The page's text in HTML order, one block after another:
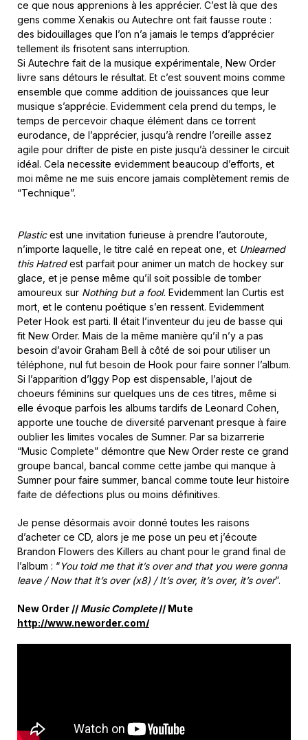
ce que nous apprenions à les apprécier. C’est là que des
gens comme Xenakis ou Autechre ont fait fausse route :
des bidouillages que l’on n’a jamais le temps d’apprécier
tellement ils frisotent sans interruption.
Si Autechre fait de la musique expérimentale, New Order
livre sans détours le résultat. Et c’est souvent moins comme
ensemble que comme addition de jouissances que leur
musique s’apprécie. Evidemment cela prend du temps, le
temps de percevoir chaque élément dans ce torrent
eurodance, de l’apprécier, jusqu’à rendre l’oreille assez
agile pour drifter de piste en piste jusqu’à dessiner le circuit
idéal. Cela necessite evidemment beaucoup d’efforts, et
moi même ne me suis encore jamais complètement remis de
“Technique”.
Plasticest une invitation furieuse à prendre l’autoroute,
n’importe laquelle, le titre calé en repeat one, et Unlearned
this Hatredest parfait pour animer un match de hockey sur
glace, et je pense même qu’il soit possible de tomber
amoureux sur Nothing but a fool. Evidemment Ian Curtis est
mort, et le contenu poétique s’en ressent. Evidemment
Peter Hook est parti. Il était l’inventeur du jeu de basse qui
fit New Order. Mais de la même manière qu’il n’y a pas
besoin d’avoir Graham Bell à côté de soi pour utiliser un
téléphone, nul fut besoin de Hook pour faire sonner l’album.
Si l’apparition d’Iggy Pop est dispensable, l’ajout de
choeurs féminins sur quelques uns de ces titres, même si
elle évoque parfois les albums tardifs de Leonard Cohen,
apporte une touche de diversité parvenant presque à faire
oublier les limites vocales de Sumner. Par sa bizarrerie
“Music Complete” démontre que New Order reste ce grand
groupe bancal, bancal comme cette jambe qui manque à
Sumner pour faire summer, bancal comme toute leur histoire
faite de défections plus ou moins définitives.
Je pense désormais avoir donné toutes les raisons
d’acheter ce CD, alors je me pose un peu et j’écoute
Brandon Flowers des Killers au chant pour le grand final de
l’album : “You told me that it’s over and that you were gonna
leave / Now that it’s over (x8) / It’s over, it’s over, it’s over”.
New Order // Music Complete// Mute
http://www.neworder.com/